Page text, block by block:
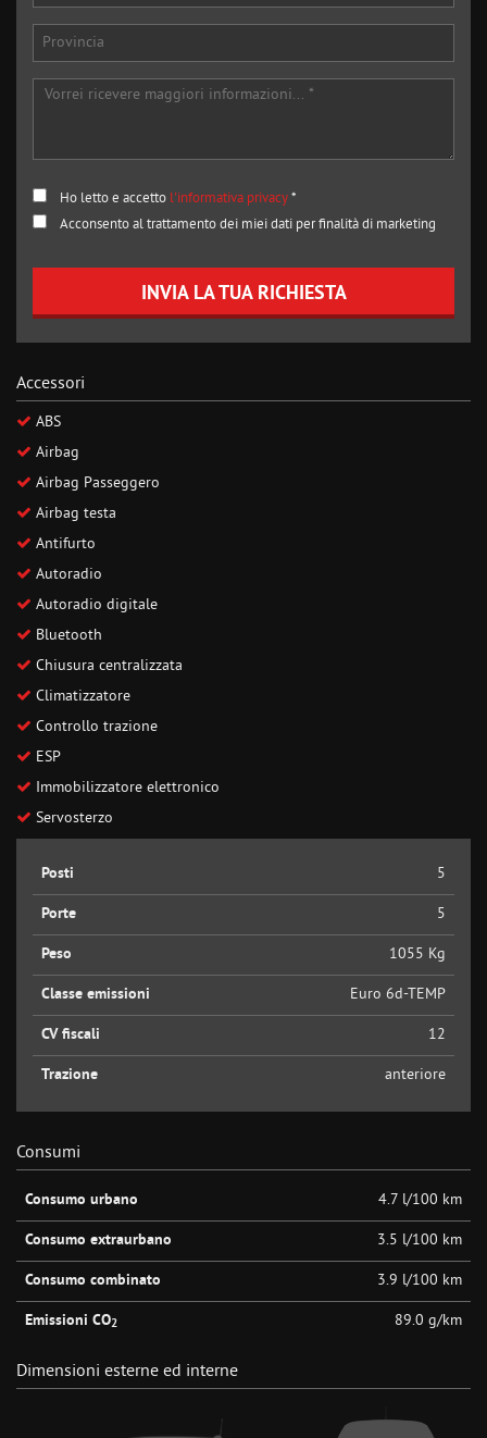
Ho letto e accetto l'informativa privacy*
Acconsento al trattamento dei miei dati per finalità di marketing
INVIA LA TUA RICHIESTA
Accessori
ABS
Airbag
Airbag Passeggero
Airbag testa
Antifurto
Autoradio
Autoradio digitale
Bluetooth
Chiusura centralizzata
Climatizzatore
Controllo trazione
ESP
Immobilizzatore elettronico
Servosterzo
Posti 5
Porte 5
Peso 1055 Kg
Classe emissioni Euro 6d-TEMP
CV fiscali 12
Trazione anteriore
Consumi
Consumo urbano 4.7 l/100 km
Consumo extraurbano 3.5 l/100 km
Consumo combinato 3.9 l/100 km
Emissioni CO2 89.0 g/km
Dimensioni esterne ed interne